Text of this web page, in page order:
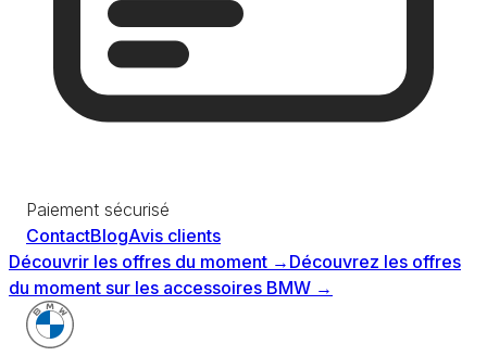
Paiement sécurisé
ContactBlogAvis clients
Découvrir les offres du moment → Découvrez les offres
du moment sur les accessoires BMW →